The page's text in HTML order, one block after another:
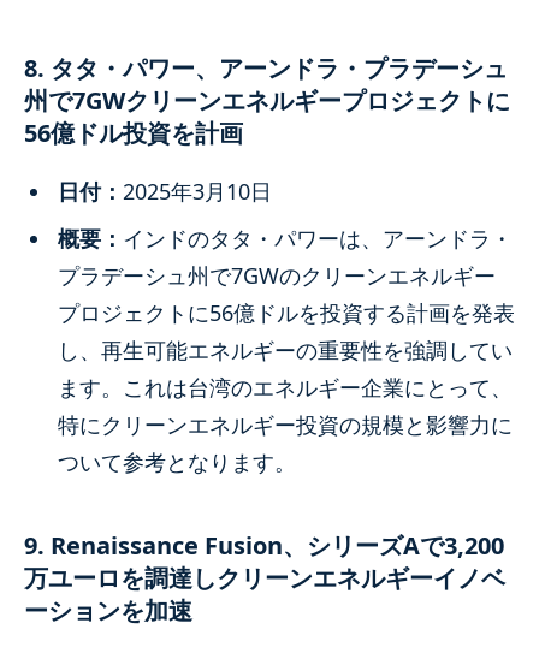
8. タタ・パワー、アーンドラ・プラデーシュ
州で7GWクリーンエネルギープロジェクトに
56億ドル投資を計画
日付： 2025年3月10日
概要： インドのタタ・パワーは、アーンドラ・
プラデーシュ州で7GWのクリーンエネルギー
プロジェクトに56億ドルを投資する計画を発表
し、再生可能エネルギーの重要性を強調してい
ます。これは台湾のエネルギー企業にとって、
特にクリーンエネルギー投資の規模と影響力に
ついて参考となります。
9. Renaissance Fusion、シリーズAで3,200
万ユーロを調達しクリーンエネルギーイノベ
ーションを加速